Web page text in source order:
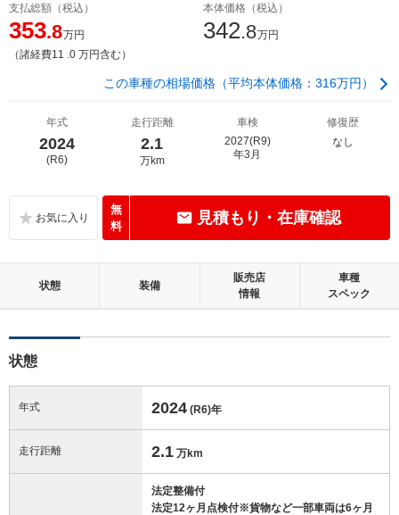
支払総額（税込）
353.8万円
（諸経費11 .0 万円含む）
本体価格（税込）
342.8万円
この車種の相場価格（平均本体価格：316万円）
年式
2024
(R6)
走行距離
2.1
万km
車検
2027(R9)
年3月
修復歴
なし
無
料
見積もり・在庫確認
状態 装備
販売店
情報
車種
スペック
状態
年式 2024 (R6)年
走行距離 2.1 万km
法定整備付
法定12ヶ月点検付※貨物など一部車両は6ヶ月